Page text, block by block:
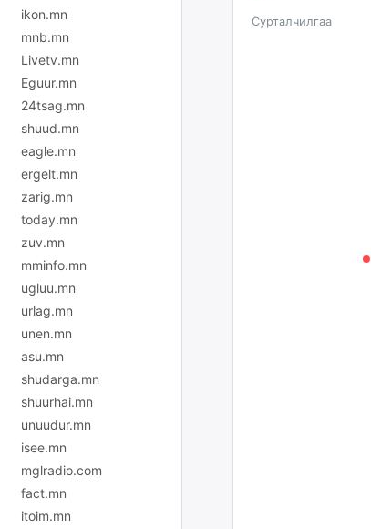
ikon.mn
mnb.mn
Livetv.mn
Eguur.mn
24tsag.mn
shuud.mn
eagle.mn
ergelt.mn
zarig.mn
today.mn
zuv.mn
mminfo.mn
ugluu.mn
urlag.mn
unen.mn
asu.mn
shudarga.mn
shuurhai.mn
unuudur.mn
isee.mn
mglradio.com
fact.mn
itoim.mn
Сурталчилгаа